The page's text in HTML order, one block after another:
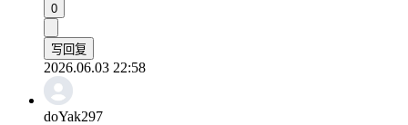
0
写回复
2026.06.03 22:58
doYak297